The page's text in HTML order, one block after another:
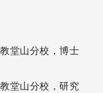
堂山分校，博士
堂山分校，研究